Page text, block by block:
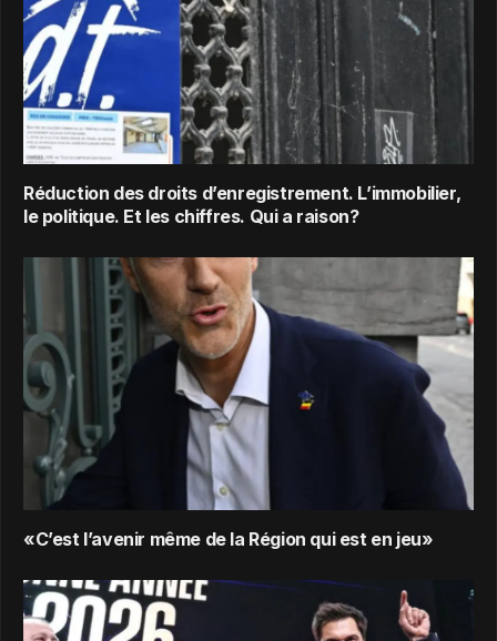
Réduction des droits d’enregistrement. L’immobilier,
le politique. Et les chiffres. Qui a raison?
«C’est l’avenir même de la Région qui est en jeu»